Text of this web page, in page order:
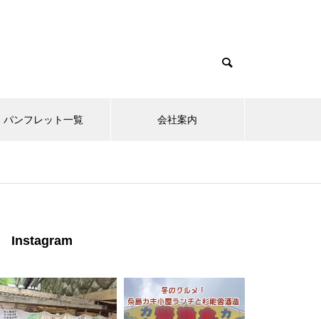
パンフレット一覧 会社案内
Instagram